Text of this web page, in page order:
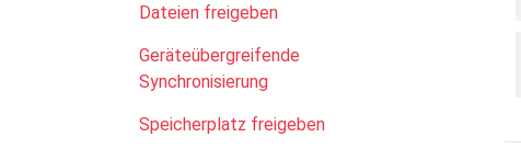
Dateien freigeben
Geräteübergreifende
Synchronisierung
Speicherplatz freigeben